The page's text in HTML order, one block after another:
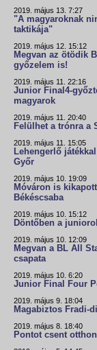
2019. május 13. 7:27
"A magyaroknak
taktikája"
2019. május 12. 15:12
Megvan az ötödik
győzelem is!
2019. május 11. 22:16
Junior Final4-
magyarok
2019. május 11. 20:40
Felülhet a trónra a
2019. május 11. 15:05
Lehengerlő
Győr
2019. május 10. 19:09
Móváron is
Békéscsaba
2019. május 10. 15:12
Döntőben a
2019. május 10. 12:09
Megvan a BL All
csapata
2019. május 10. 6:20
Junior Final Four
2019. május 9. 18:04
Magabiztos Fradi-
2019. május 8. 18:40
Pontot csent